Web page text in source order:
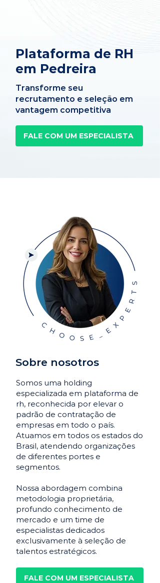
Plataforma de RH
em Pedreira
Transforme seu
recrutamento e seleção em
vantagem competitiva
FALE COM UM ESPECIALISTA
Sobre nosotros
Somos uma holding
especializada em plataforma de
rh, reconhecida por elevar o
padrão de contratação de
empresas em todo o país.
Atuamos em todos os estados do
Brasil, atendendo organizações
de diferentes portes e
segmentos.
Nossa abordagem combina
metodologia proprietária,
profundo conhecimento de
mercado e um time de
especialistas dedicados
exclusivamente à seleção de
talentos estratégicos.
FALE COM UM ESPECIALISTA